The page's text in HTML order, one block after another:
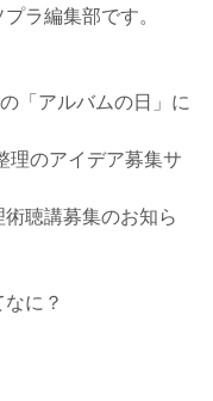
ラ編集部です。
「アルバムの日」に
聴講募集のお知ら
に？